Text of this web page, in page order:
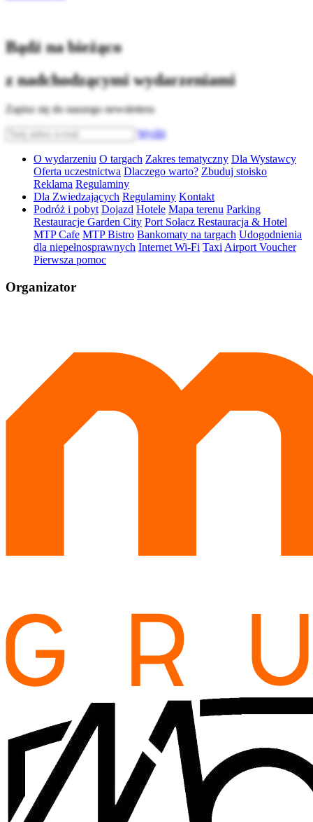
Bądź na bieżąco
z nadchodzącymi wydarzeniami
Zapisz się do naszego newslettera
Wyślij
O wydarzeniu O targach Zakres tematyczny Dla Wystawcy
Oferta uczestnictwa Dlaczego warto? Zbuduj stoisko
Reklama Regulaminy
Dla Zwiedzających Regulaminy Kontakt
Podróż i pobyt Dojazd Hotele Mapa terenu Parking
Restauracje Garden City Port Sołacz Restauracja & Hotel
MTP Cafe MTP Bistro Bankomaty na targach Udogodnienia
dla niepełnosprawnych Internet Wi-Fi TaxiAirport Voucher
Pierwsza pomoc
Organizator